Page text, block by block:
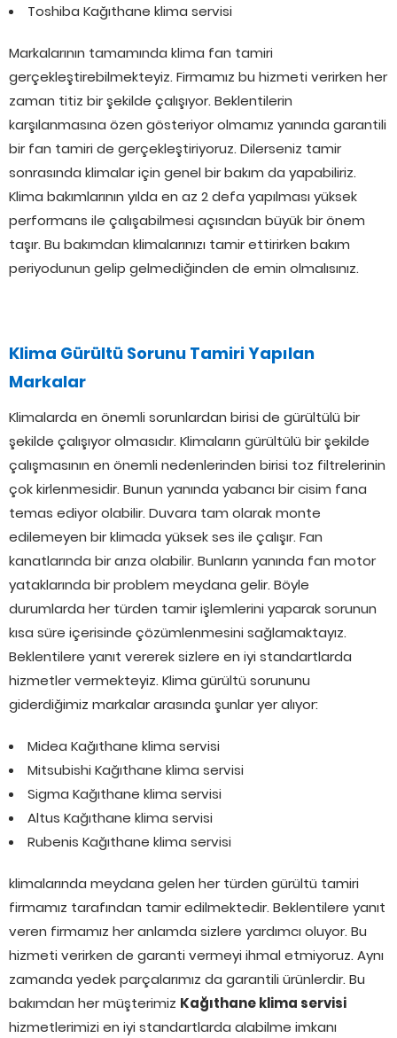
Toshiba Kağıthane klima servisi
Markalarının tamamında klima fan tamiri
gerçekleştirebilmekteyiz. Firmamız bu hizmeti verirken her
zaman titiz bir şekilde çalışıyor. Beklentilerin
karşılanmasına özen gösteriyor olmamız yanında garantili
bir fan tamiri de gerçekleştiriyoruz. Dilerseniz tamir
sonrasında klimalar için genel bir bakım da yapabiliriz.
Klima bakımlarının yılda en az 2 defa yapılması yüksek
performans ile çalışabilmesi açısından büyük bir önem
taşır. Bu bakımdan klimalarınızı tamir ettirirken bakım
periyodunun gelip gelmediğinden de emin olmalısınız.
Klima Gürültü Sorunu Tamiri Yapılan
Markalar
Klimalarda en önemli sorunlardan birisi de gürültülü bir
şekilde çalışıyor olmasıdır. Klimaların gürültülü bir şekilde
çalışmasının en önemli nedenlerinden birisi toz filtrelerinin
çok kirlenmesidir. Bunun yanında yabancı bir cisim fana
temas ediyor olabilir. Duvara tam olarak monte
edilemeyen bir klimada yüksek ses ile çalışır. Fan
kanatlarında bir arıza olabilir. Bunların yanında fan motor
yataklarında bir problem meydana gelir. Böyle
durumlarda her türden tamir işlemlerini yaparak sorunun
kısa süre içerisinde çözümlenmesini sağlamaktayız.
Beklentilere yanıt vererek sizlere en iyi standartlarda
hizmetler vermekteyiz. Klima gürültü sorununu
giderdiğimiz markalar arasında şunlar yer alıyor:
Midea Kağıthane klima servisi
Mitsubishi Kağıthane klima servisi
Sigma Kağıthane klima servisi
Altus Kağıthane klima servisi
Rubenis Kağıthane klima servisi
klimalarında meydana gelen her türden gürültü tamiri
firmamız tarafından tamir edilmektedir. Beklentilere yanıt
veren firmamız her anlamda sizlere yardımcı oluyor. Bu
hizmeti verirken de garanti vermeyi ihmal etmiyoruz. Aynı
zamanda yedek parçalarımız da garantili ürünlerdir. Bu
bakımdan her müşterimiz Kağıthane klima servisi
hizmetlerimizi en iyi standartlarda alabilme imkanı